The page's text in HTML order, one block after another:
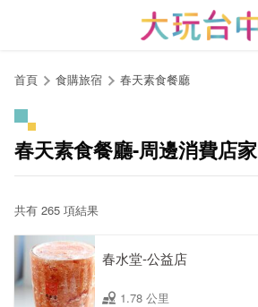
首頁 食購旅宿 春天素食餐廳
春天素食餐廳-周邊消費店家
共有 265 項結果
春水堂-公益店
1.78 公里